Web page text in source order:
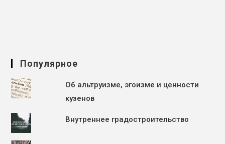
Популярное
Об альтруизме, эгоизме и ценности
кузенов
Внутреннее градостроительство